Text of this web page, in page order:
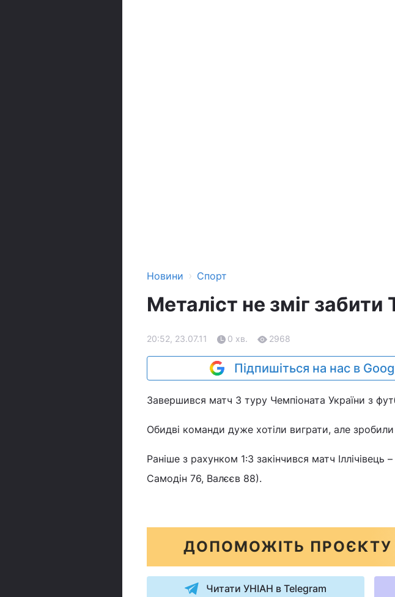
Новини › Спорт
Металіст не зміг забити
20:52, 23.07.11 0 хв. 2968
Підпишіться на нас в
Завершився матч 3 туру Чемпіоната України з
Обидві команди дуже хотіли виграти, але
Раніше з рахунком 1:3 закінчився матч
Самодін 76, Валєєв 88).
ДОПОМОЖІТЬ ПРОЄКТУ
Читати УНІАН в Telegram